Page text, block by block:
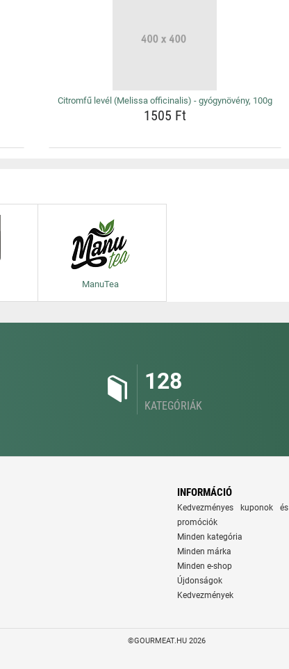
Citromfű levél (Melissa officinalis) - gyógynövény, 100g
1505 Ft
ManuTea
128
KATEGÓRIÁK
INFORMÁCIÓ
Kedvezményes kuponok és
promóciók
Minden kategória
Minden márka
Minden e-shop
Újdonságok
Kedvezmények
©GOURMEAT.HU 2026